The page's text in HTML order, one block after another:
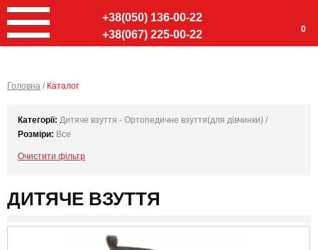
+38(050) 136-00-22
+38(067) 225-00-22
0
Головна / Каталог
Категорії: Дитяче взуття - Ортопедичне взуття(для дівчинки) /
Розміри: Все
Очистити фільтр
ДИТЯЧЕ ВЗУТТЯ